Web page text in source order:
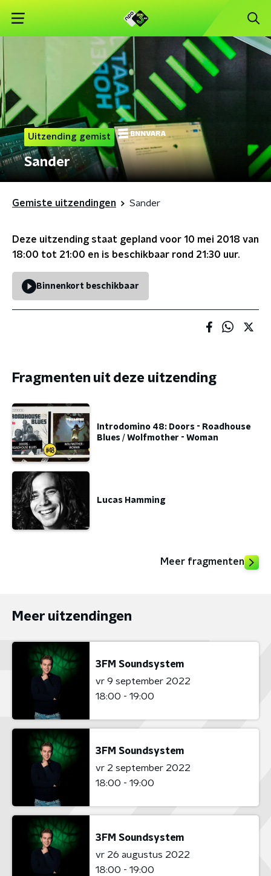
Uitzending gemist
Sander
Gemiste uitzendingen Sander
Deze uitzending staat gepland voor 10 mei 2018 van
18:00 tot 21:00 en is beschikbaar rond 21:30 uur.
Binnenkort beschikbaar
Fragmenten uit deze uitzending
Introdomino 48: Doors - Roadhouse
Blues / Wolfmother - Woman
Lucas Hamming
Meer fragmenten
Meer uitzendingen
3FM Soundsystem
vr 9 september 2022
18:00 - 19:00
3FM Soundsystem
vr 2 september 2022
18:00 - 19:00
3FM Soundsystem
vr 26 augustus 2022
18:00 - 19:00